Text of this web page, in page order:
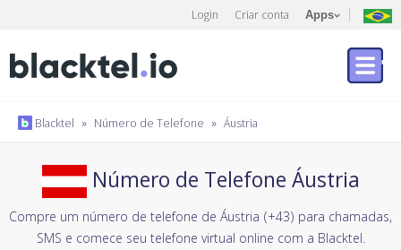
Login Criar conta Apps
Blacktel » Número de Telefone » Áustria
Número de Telefone Áustria
Compre um número de telefone de Áustria (+43) para chamadas,
SMS e comece seu telefone virtual online com a Blacktel.